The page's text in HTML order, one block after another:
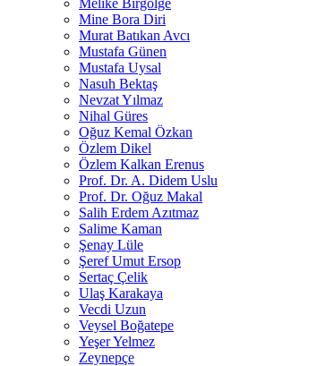
Melike Birgölge
Mine Bora Diri
Murat Batıkan Avcı
Mustafa Günen
Mustafa Uysal
Nasuh Bektaş
Nevzat Yılmaz
Nihal Güres
Oğuz Kemal Özkan
Özlem Dikel
Özlem Kalkan Erenus
Prof. Dr. A. Didem Uslu
Prof. Dr. Oğuz Makal
Salih Erdem Azıtmaz
Salime Kaman
Şenay Lüle
Şeref Umut Ersop
Sertaç Çelik
Ulaş Karakaya
Vecdi Uzun
Veysel Boğatepe
Yeşer Yelmez
Zeynepçe